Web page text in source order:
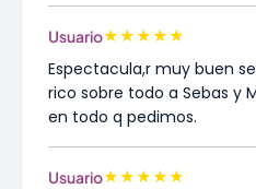
Usuario★★★★★
Espectacula,r muy buen
rico sobre todo a Sebas y
en todo q pedimos.
Usuario★★★★★